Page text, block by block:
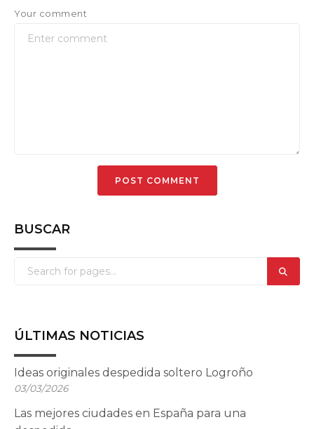
Your comment
BUSCAR
ÚLTIMAS NOTICIAS
Ideas originales despedida soltero Logroño
03/03/2026
Las mejores ciudades en España para una